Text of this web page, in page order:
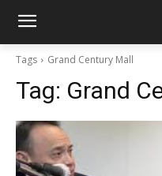
Tags Grand Century Mall
Tag: Grand